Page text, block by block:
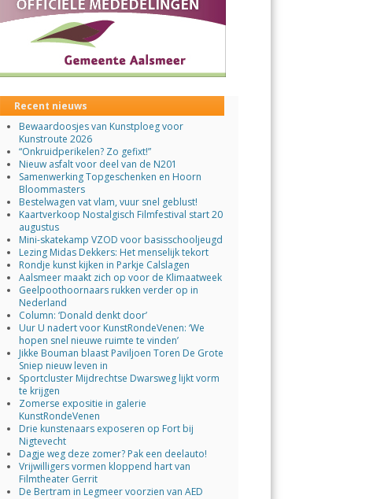
Recent nieuws
Bewaardoosjes van Kunstploeg voor
Kunstroute 2026
“Onkruidperikelen? Zo gefixt!”
Nieuw asfalt voor deel van de N201
Samenwerking Topgeschenken en Hoorn
Bloommasters
Bestelwagen vat vlam, vuur snel geblust!
Kaartverkoop Nostalgisch Filmfestival start 20
augustus
Mini-skatekamp VZOD voor basisschooljeugd
Lezing Midas Dekkers: Het menselijk tekort
Rondje kunst kijken in Parkje Calslagen
Aalsmeer maakt zich op voor de Klimaatweek
Geelpoothoornaars rukken verder op in
Nederland
Column: ‘Donald denkt door’
Uur U nadert voor KunstRondeVenen: ‘We
hopen snel nieuwe ruimte te vinden’
Jikke Bouman blaast Paviljoen Toren De Grote
Sniep nieuw leven in
Sportcluster Mijdrechtse Dwarsweg lijkt vorm
te krijgen
Zomerse expositie in galerie
KunstRondeVenen
Drie kunstenaars exposeren op Fort bij
Nigtevecht
Dagje weg deze zomer? Pak een deelauto!
Vrijwilligers vormen kloppend hart van
Filmtheater Gerrit
De Bertram in Legmeer voorzien van AED